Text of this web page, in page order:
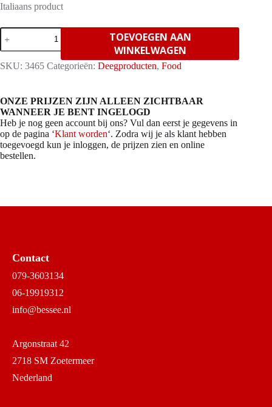
Italiaans product
Penne
Rigate
500gr
aantal
TOEVOEGEN AAN
WINKELWAGEN
SKU: 3465 Categorieën: Deegproducten, Food
ONZE PRIJZEN ZIJN ALLEEN ZICHTBAAR
WANNEER JE BENT INGELOGD
Heb je nog geen account bij ons? Vul dan eerst je gegevens in
op de pagina ‘Klant worden‘. Zodra wij je als klant hebben
toegevoegd kun je inloggen, de prijzen zien en online
bestellen.
Contact
079-3603134
06-19919312
info@bessee.nl
Argonstraat 42
2718 SM Zoetermeer
Nederland